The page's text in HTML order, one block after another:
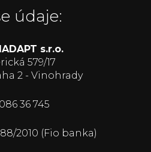
údaje:
s.r.o.
579/17
2 - Vinohrady
086 36 745
2010 (Fio banka)